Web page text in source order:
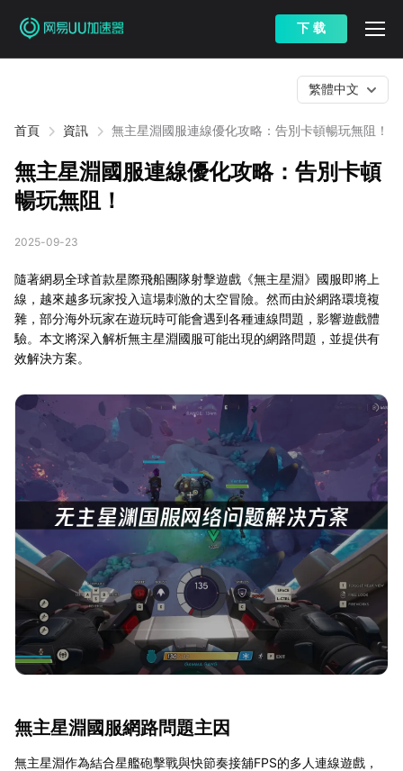
下 载
首頁 資訊 無主星淵國服連線優化攻略：告別卡頓暢玩無阻！
繁體中文
無主星淵國服連線優化攻略：告別卡頓
暢玩無阻！
2025-09-23
隨著網易全球首款星際飛船團隊射擊遊戲《無主星淵》國服即將上
線，越來越多玩家投入這場刺激的太空冒險。然而由於網路環境複
雜，部分海外玩家在遊玩時可能會遇到各種連線問題，影響遊戲體
驗。本文將深入解析無主星淵國服可能出現的網路問題，並提供有
效解決方案。
無主星淵國服網路問題主因
無主星淵作為結合星艦砲擊戰與快節奏接舖FPS的多人連線遊戲，